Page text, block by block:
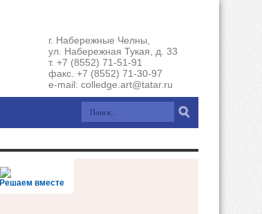
г. Набережные Челны,
ул. Набережная Тукая, д. 33
т. +7 (8552) 71-51-91
факс. +7 (8552) 71-30-97
e-mail: colledge.art@tatar.ru
Решаем вместе